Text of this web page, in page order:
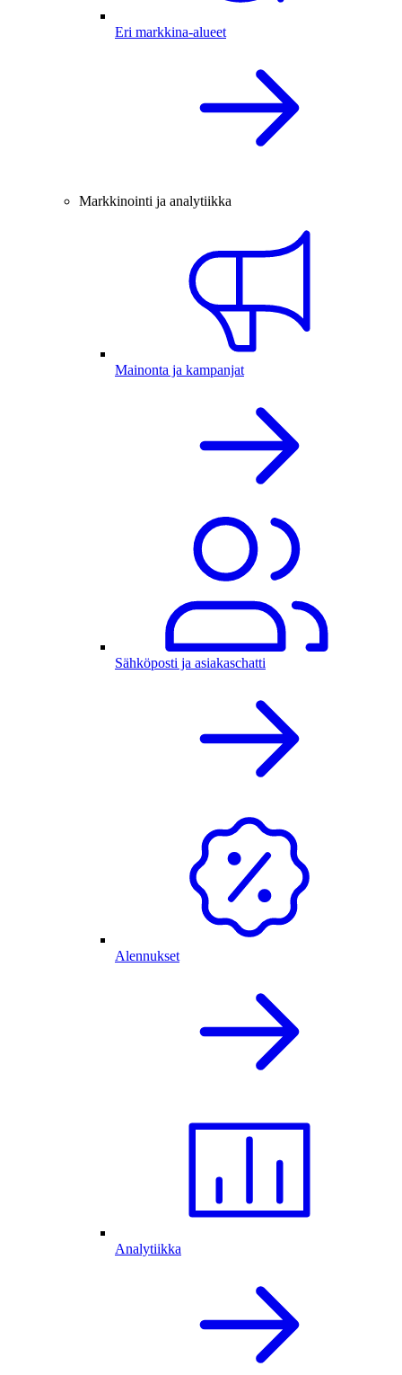
Eri markkina-alueet
Markkinointi ja analytiikka
Mainonta ja kampanjat
Sähköposti ja asiakaschatti
Alennukset
Analytiikka